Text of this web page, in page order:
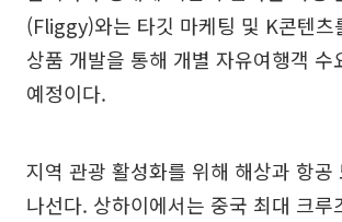
(Fliggy)와는 타깃 마케팅 및 K콘텐츠
상품 개발을 통해 개별 자유여행객 수
예정이다.
지역 관광 활성화를 위해 해상과 항공
나선다. 상하이에서는 중국 최대 크루